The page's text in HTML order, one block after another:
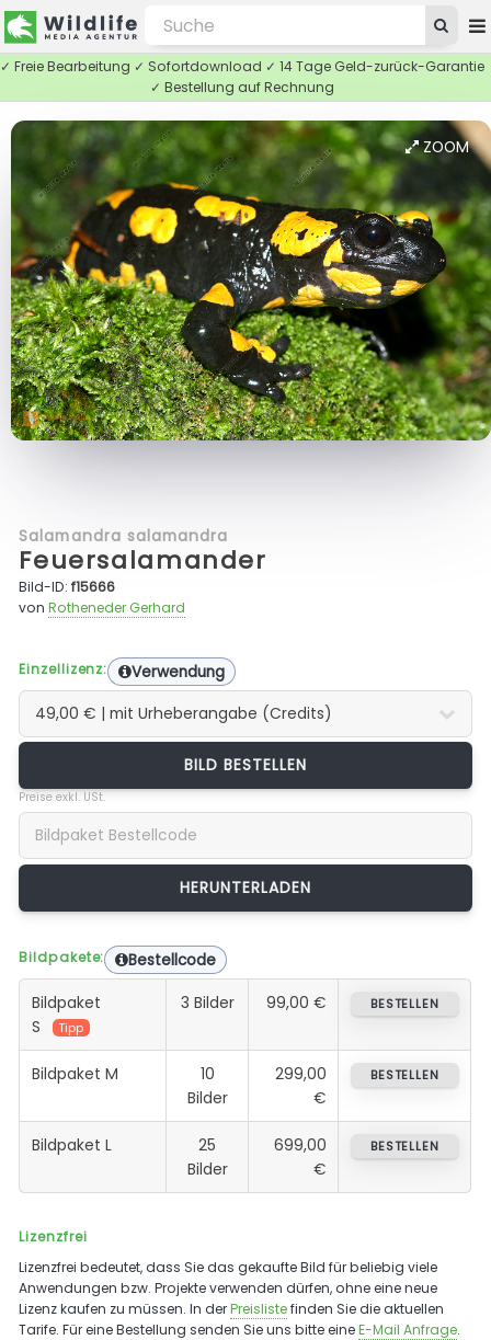
✓ Freie Bearbeitung ✓ Sofortdownload ✓ 14 Tage Geld-zurück-Garantie
✓ Bestellung auf Rechnung
ZOOM
Salamandra salamandra
Feuersalamander
Bild-ID:f15666
vonRotheneder Gerhard
Einzellizenz: Verwendung
BILD BESTELLEN
Preise exkl. USt.
Bildpakete: Bestellcode
Bildpaket
S
Tipp
3 Bilder 99,00 € BESTELLEN
Bildpaket M
10
Bilder
299,00
€
BESTELLEN
Bildpaket L
25
Bilder
699,00
€
BESTELLEN
Lizenzfrei
Lizenzfrei bedeutet, dass Sie das gekaufte Bild für beliebig viele
Anwendungen bzw. Projekte verwenden dürfen, ohne eine neue
Lizenz kaufen zu müssen. In derPreislistefinden Sie die aktuellen
Tarife. Für eine Bestellung senden Sie uns bitte eineE-Mail Anfrage.